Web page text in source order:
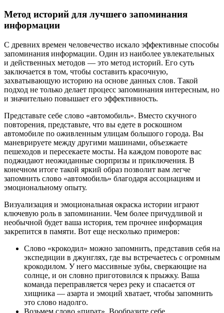
Метод историй для лучшего запоминания
информации
С древних времен человечество искало эффективные способы
запоминания информации. Один из наиболее увлекательных
и действенных методов — это метод историй. Его суть
заключается в том, чтобы составить красочную,
захватывающую историю на основе данных слов. Такой
подход не только делает процесс запоминания интересным, но
и значительно повышает его эффективность.
Представьте себе слово «автомобиль». Вместо скучного
повторения, представьте, что вы едете в роскошном
автомобиле по оживленным улицам большого города. Вы
маневрируете между другими машинами, объезжаете
пешеходов и пересекаете мосты. На каждом повороте вас
поджидают неожиданные сюрпризы и приключения. В
конечном итоге такой яркий образ позволит вам легче
запомнить слово «автомобиль» благодаря ассоциациям и
эмоциональному опыту.
Визуализация и эмоциональная окраска истории играют
ключевую роль в запоминании. Чем более причудливой и
необычной будет ваша история, тем прочнее информация
закрепится в памяти. Вот еще несколько примеров:
Слово «крокодил» можно запомнить, представив себя на
экспедиции в джунглях, где вы встречаетесь с огромным
крокодилом. У него массивные зубы, сверкающие на
солнце, и он словно приготовился к прыжку. Ваша
команда переправляется через реку и спасается от
хищника — азарта и эмоций хватает, чтобы запомнить
это слово надолго.